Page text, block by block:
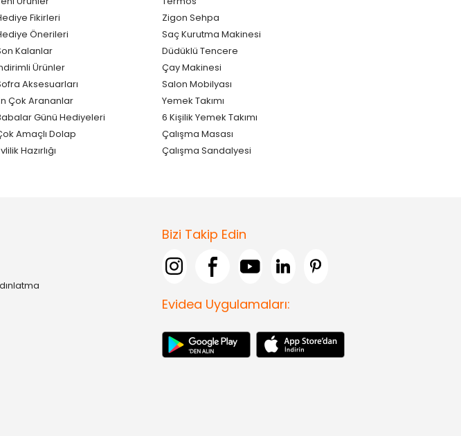
Fikirleri
Önerileri
Kalanlar
Ürünler
Aksesuarları
Çok Arananlar
Günü Hediyeleri
Amaçlı Dolap
Hazırlığı
Zigon Sehpa
Saç Kurutma Makinesi
Düdüklü Tencere
Çay Makinesi
Salon Mobilyası
Yemek Takımı
6 Kişilik Yemek Takımı
Çalışma Masası
Çalışma Sandalyesi
Bizi Takip Edin
Evidea Uygulamaları: